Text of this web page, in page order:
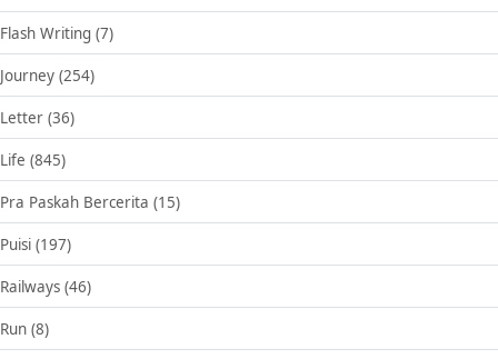
Flash Writing (7)
Journey (254)
Letter (36)
Life (845)
Pra Paskah Bercerita (15)
Puisi (197)
Railways (46)
Run (8)